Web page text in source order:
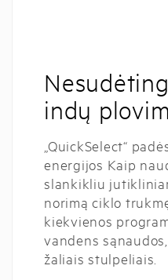
indų
„QuickSelect“
energijos Kaip
slankikliu
norimą ciklo
kiekvienos
vandens
žaliais stulpeliais.